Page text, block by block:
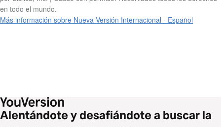
en todo el mundo.
Más información sobre Nueva Versión Internacional - Español
Alentándote y desafiándote a buscar la